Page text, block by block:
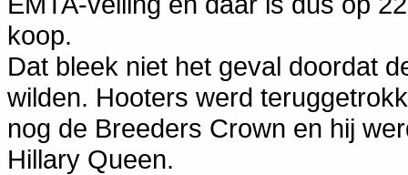
koop.
Dat bleek niet het geval doordat
wilden. Hooters werd
nog de Breeders Crown en hij
Hillary Queen.